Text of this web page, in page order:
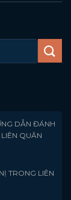
DẪN ĐÁNH
QUÂN
TRONG LIÊN